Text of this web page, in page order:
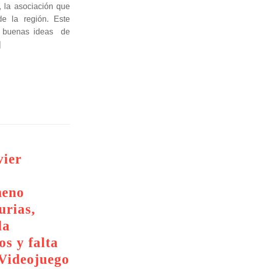
la asociación que
la región. Este
buenas ideas de
y falta